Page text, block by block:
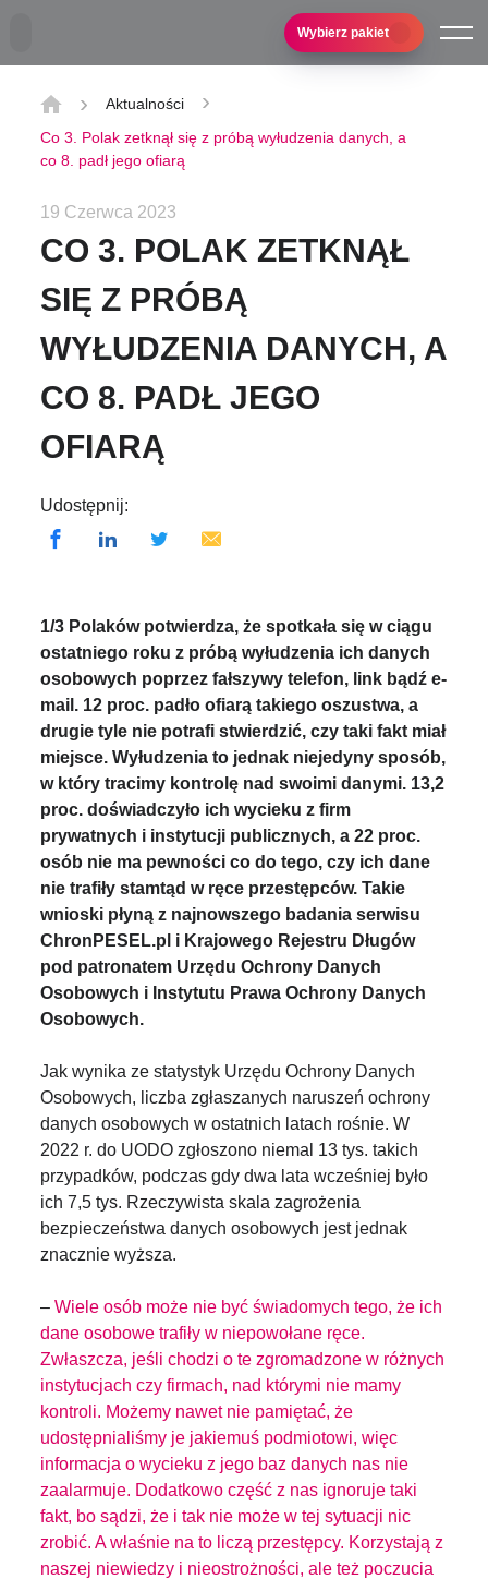
Wybierz pakiet
Aktualności
Co 3. Polak zetknął się z próbą wyłudzenia danych, a
co 8. padł jego ofiarą
19 Czerwca 2023
CO 3. POLAK ZETKNĄŁ
SIĘ Z PRÓBĄ
WYŁUDZENIA DANYCH, A
CO 8. PADŁ JEGO
OFIARĄ
Udostępnij:
1/3 Polaków potwierdza, że spotkała się w ciągu
ostatniego roku z próbą wyłudzenia ich danych
osobowych poprzez fałszywy telefon, link bądź e-
mail. 12 proc. padło ofiarą takiego oszustwa, a
drugie tyle nie potrafi stwierdzić, czy taki fakt miał
miejsce. Wyłudzenia to jednak niejedyny sposób,
w który tracimy kontrolę nad swoimi danymi. 13,2
proc. doświadczyło ich wycieku z firm
prywatnych i instytucji publicznych, a 22 proc.
osób nie ma pewności co do tego, czy ich dane
nie trafiły stamtąd w ręce przestępców. Takie
wnioski płyną z najnowszego badania serwisu
ChronPESEL.pl i Krajowego Rejestru Długów
pod patronatem Urzędu Ochrony Danych
Osobowych i Instytutu Prawa Ochrony Danych
Osobowych.
Jak wynika ze statystyk Urzędu Ochrony Danych
Osobowych, liczba zgłaszanych naruszeń ochrony
danych osobowych w ostatnich latach rośnie. W
2022 r. do UODO zgłoszono niemal 13 tys. takich
przypadków, podczas gdy dwa lata wcześniej było
ich 7,5 tys. Rzeczywista skala zagrożenia
bezpieczeństwa danych osobowych jest jednak
znacznie wyższa.
–Wiele osób może nie być świadomych tego, że ich
dane osobowe trafiły w niepowołane ręce.
Zwłaszcza, jeśli chodzi o te zgromadzone w różnych
instytucjach czy firmach, nad którymi nie mamy
kontroli. Możemy nawet nie pamiętać, że
udostępnialiśmy je jakiemuś podmiotowi, więc
informacja o wycieku z jego baz danych nas nie
zaalarmuje. Dodatkowo część z nas ignoruje taki
fakt, bo sądzi, że i tak nie może w tej sytuacji nic
zrobić. A właśnie na to liczą przestępcy. Korzystają z
naszej niewiedzy i nieostrożności, ale też poczucia